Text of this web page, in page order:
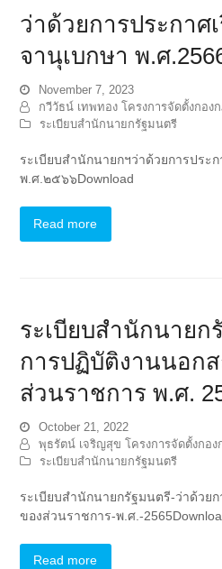
ว่าด้วยการประกาศ
จานุเบกษา พ.ศ
November 7, 2023
กวีวัธน์ เทพทอง โครงการจัดตั้งกอง
ระเบียบสำนักนายกรัฐมนตรี
ระเบียบสำนักนายกฯว่าด้วยการประ
พ.ศ.๒๕๖๖Download
Read more
ระเบียบสำนักนายก
การปฏิบัติงานนอก
ส่วนราชการ พ.ศ.
October 21, 2022
พุธรัตน์ เจริญสุข โครงการจัดตั้งกอ
ระเบียบสำนักนายกรัฐมนตรี
ระเบียบสำนักนายกรัฐมนตรี-ว่าด้วย
ของส่วนราชการ-พ.ศ.-
Read more